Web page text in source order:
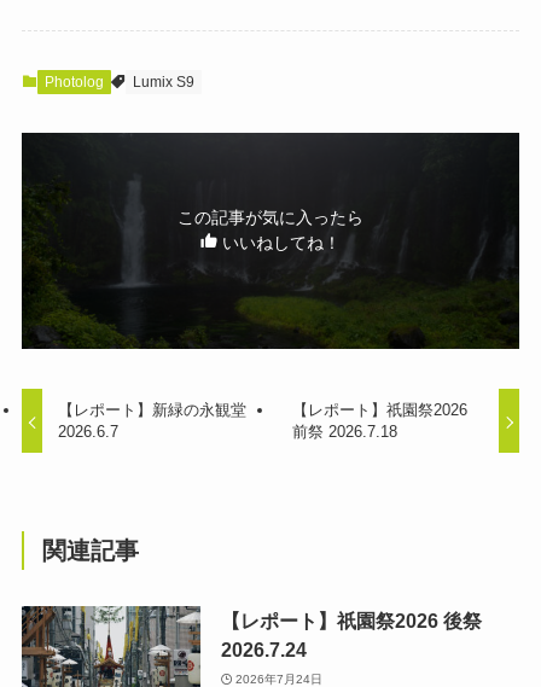
Photolog Lumix S9
この記事が気に入ったら
いいねしてね！
【レポート】新緑の永観堂
2026.6.7
【レポート】祇園祭2026
前祭 2026.7.18
関連記事
【レポート】祇園祭2026 後祭
2026.7.24
2026年7月24日